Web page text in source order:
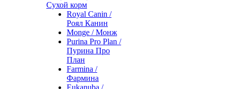
Сухой корм
Royal Canin /
Роял Канин
Monge / Монж
Purina Pro Plan /
Пурина Про
План
Farmina /
Фармина
Eukanuba /